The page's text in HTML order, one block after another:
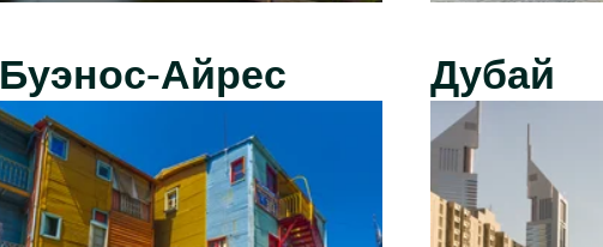
Буэнос-Айрес Дубай